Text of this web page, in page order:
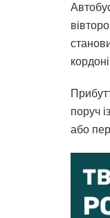
поруч
або